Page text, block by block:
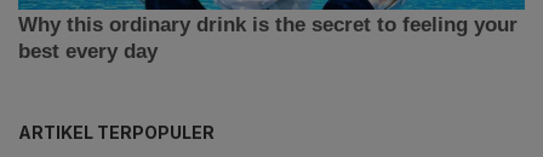
ARTIKEL TERPOPULER